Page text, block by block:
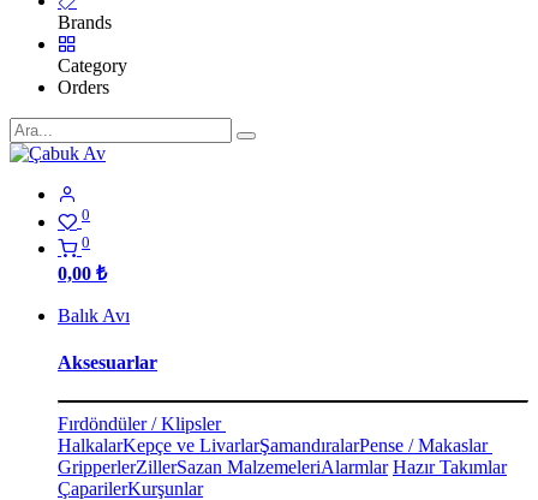
Brands
Category
Orders
0
0
0,00 ₺
Balık Avı
Aksesuarlar
Fırdöndüler / Klipsler
HalkalarKepçe ve LivarlarŞamandıralarPense / Makaslar
GripperlerZillerSazan MalzemeleriAlarmlar Hazır Takımlar
ÇaparilerKurşunlar